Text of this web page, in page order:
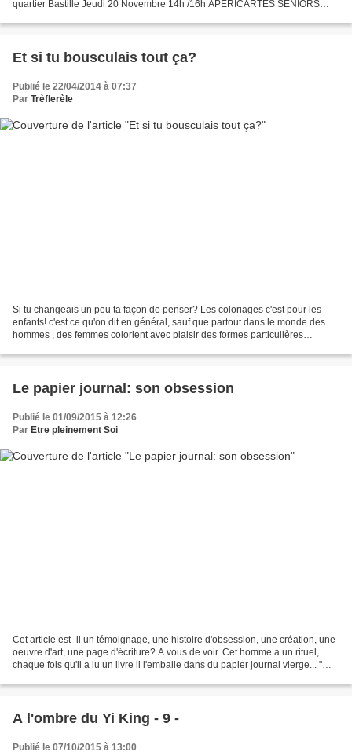
quartier Bastille Jeudi 20 Novembre 14h /16h APERICARTES SENIORS
Et si tu bousculais tout ça?
Publié le 22/04/2014 à 07:37
Par Trèflerèle
Si tu changeais un peu ta façon de penser? Les coloriages c'est pour les
enfants! c'est ce qu'on dit en général, sauf que partout dans le monde des
hommes , des femmes colorient avec plaisir des formes particulières
Le papier journal: son obsession
Publié le 01/09/2015 à 12:26
Par Etre pleinement Soi
Cet article est- il un témoignage, une histoire d'obsession, une création, une
oeuvre d'art, une page d'écriture? A vous de voir. Cet homme a un rituel,
chaque fois qu'il a lu un livre il l'emballe dans du papier journal vierge... "
A l'ombre du Yi King - 9 -
Publié le 07/10/2015 à 13:00